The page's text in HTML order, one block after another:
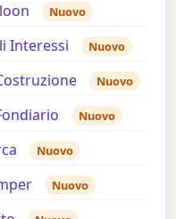
Nuovo
Interessi Nuovo
Nuovo
Nuovo
Nuovo
Nuovo